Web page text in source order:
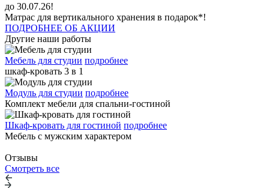
до 30.07.26!
Матрас для вертикального хранения в подарок*!
ПОДРОБНЕЕ ОБ АКЦИИ
Другие наши работы
Мебель для студии подробнее
шкаф-кровать 3 в 1
Модуль для студии подробнее
Комплект мебели для спальни-гостиной
Шкаф-кровать для гостиной подробнее
Мебель с мужским характером
Отзывы
Смотреть все